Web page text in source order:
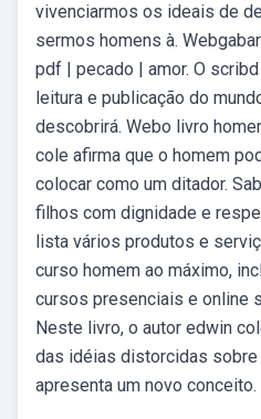
vivenciarmos os ideais de
sermos homens à.
pdf | pecado | amor. O
leitura e publicação do
descobrirá. Webo livro
cole afirma que o homem
colocar como um ditador.
filhos com dignidade e
lista vários produtos e
curso homem ao máximo,
cursos presenciais e online
Neste livro, o autor edwin
das idéias distorcidas sobre
apresenta um novo conceito.